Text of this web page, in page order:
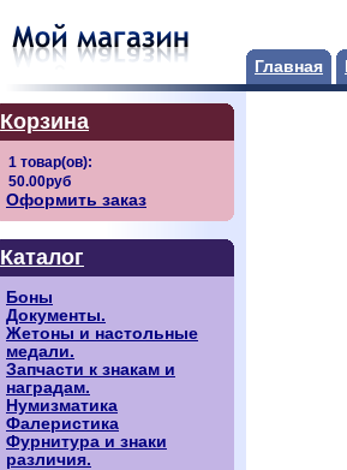
Главная
Корзина
Оформить заказ
Каталог
Боны
Документы.
Жетоны и настольные
медали.
Запчасти к знакам и
наградам.
Нумизматика
Фалеристика
Фурнитура и знаки
различия.